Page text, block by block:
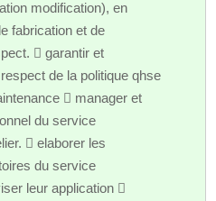
modification), en
fabrication et de
 garantir et
de la politique qhse
 manager et
du service
 elaborer les
du service
leur application 